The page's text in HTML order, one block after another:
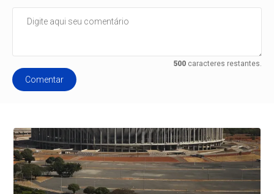
500caracteres restantes.
Comentar